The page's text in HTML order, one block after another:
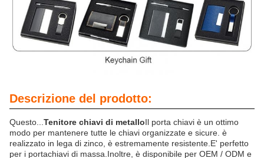
Descrizione del prodotto:
Questo...Tenitore chiavi di metalloIl porta chiavi è un ottimo
modo per mantenere tutte le chiavi organizzate e sicure. è
realizzato in lega di zinco, è estremamente resistente.E' perfetto
per i portachiavi di massa.Inoltre, è disponibile per OEM / ODM e